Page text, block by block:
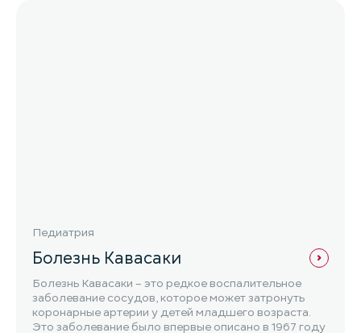
Педиатрия
Болезнь Кавасаки
Болезнь Кавасаки – это редкое воспалительное
заболевание сосудов, которое может затронуть
коронарные артерии у детей младшего возраста.
Это заболевание было впервые описано в 1967 году